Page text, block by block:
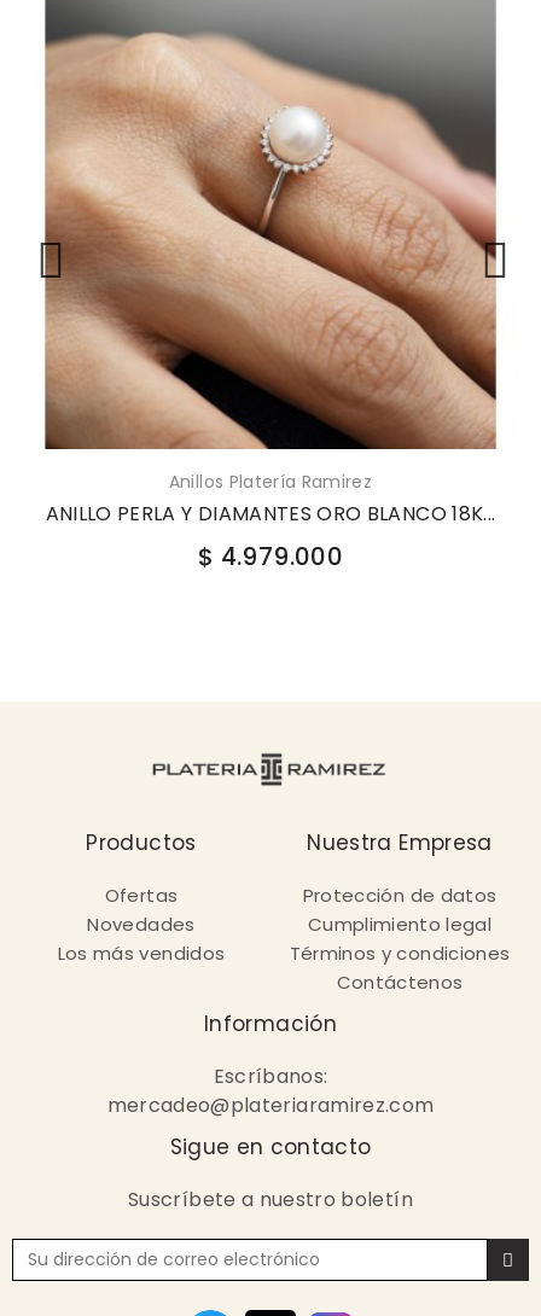
Anillos Platería Ramirez
ANILLO PERLA Y DIAMANTES ORO BLANCO 18K...
$ 4.979.000
Productos
Ofertas
Novedades
Los más vendidos
Nuestra Empresa
Protección de datos
Cumplimiento legal
Términos y condiciones
Contáctenos
Información
Escríbanos:
mercadeo@plateriaramirez.com
Sigue en contacto
Suscríbete a nuestro boletín